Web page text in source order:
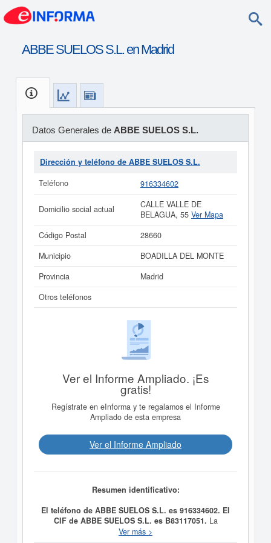
ABBE SUELOS S.L. en Madrid
Datos Generales de ABBE SUELOS S.L.
Dirección y teléfono de ABBE SUELOS S.L.
Teléfono
916334602
Domicilio social actual
CALLE VALLE DE
BELAGUA, 55 Ver Mapa
Código Postal
28660
Municipio
BOADILLA DEL MONTE
Provincia
Madrid
Otros teléfonos
Ver el Informe Ampliado. ¡Es
gratis!
Regístrate en eInforma y te regalamos el Informe
Ampliado de esta empresa
Ver el Informe Ampliado
Resumen identificativo:
El teléfono de ABBE SUELOS S.L. es 916334602. El
CIF de ABBE SUELOS S.L. es B83117051. La
ABBE SUELOS S.L.
Ver más >